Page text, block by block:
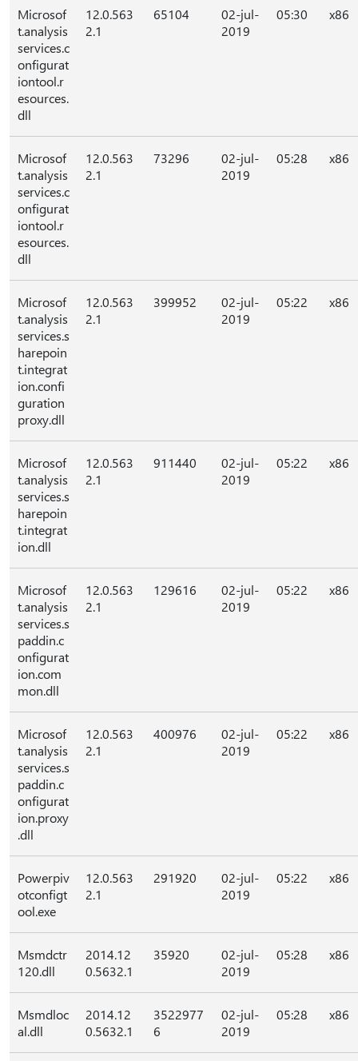
Microsof
t.analysis
services.c
onfigurat
iontool.r
esources.
dll
12.0.563
2.1
65104
02-jul-
2019
05:30 x86
Microsof
t.analysis
services.c
onfigurat
iontool.r
esources.
dll
12.0.563
2.1
73296
02-jul-
2019
05:28 x86
Microsof
t.analysis
services.s
harepoin
t.integrat
ion.confi
guration
proxy.dll
12.0.563
2.1
399952
02-jul-
2019
05:22 x86
Microsof
t.analysis
services.s
harepoin
t.integrat
ion.dll
12.0.563
2.1
911440
02-jul-
2019
05:22 x86
Microsof
t.analysis
services.s
paddin.c
onfigurat
ion.com
mon.dll
12.0.563
2.1
129616
02-jul-
2019
05:22 x86
Microsof
t.analysis
services.s
paddin.c
onfigurat
ion.proxy
.dll
12.0.563
2.1
400976
02-jul-
2019
05:22 x86
Powerpiv
otconfigt
ool.exe
12.0.563
2.1
291920
02-jul-
2019
05:22 x86
Msmdctr
120.dll
2014.12
0.5632.1
35920
02-jul-
2019
05:28 x86
Msmdloc
al.dll
2014.12
0.5632.1
3522977
6
02-jul-
2019
05:28 x86